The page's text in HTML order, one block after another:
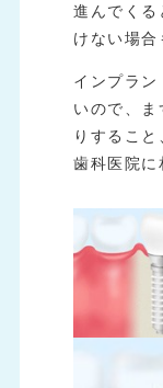
進んでくる
けない場合
インプラ
いので、
りするこ
歯科医院に